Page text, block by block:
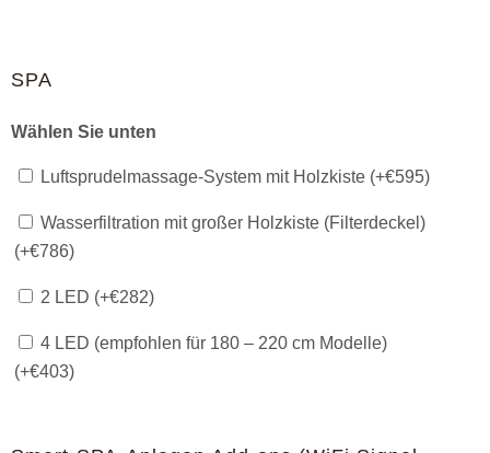
SPA
Wählen Sie unten
Luftsprudelmassage-System mit Holzkiste (+€595)
Wasserfiltration mit großer Holzkiste (Filterdeckel)
(+€786)
2 LED (+€282)
4 LED (empfohlen für 180 – 220 cm Modelle)
(+€403)